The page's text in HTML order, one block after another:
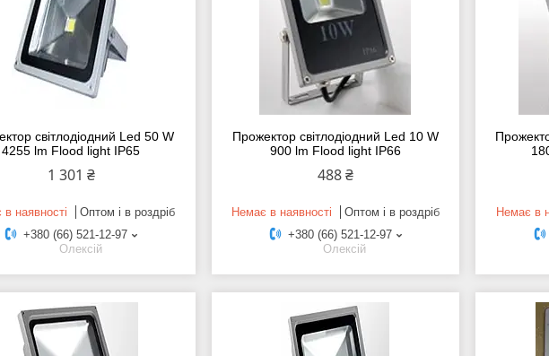
світлодіодний Led 50 W
4255 lm Flood light IP65
1 301 ₴
наявності
Оптом і в роздріб
+380 (66) 521-12-97
Олексій
Прожектор світлодіодний Led 10 W
900 lm Flood light IP66
488 ₴
Немає в наявності
Оптом і в роздріб
+380 (66) 521-12-97
Олексій
Немає в